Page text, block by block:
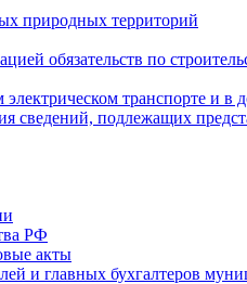
природных территорий
обязательств по
транспорте и в
подлежащих
РФ
акты
и главных бухгалтеров